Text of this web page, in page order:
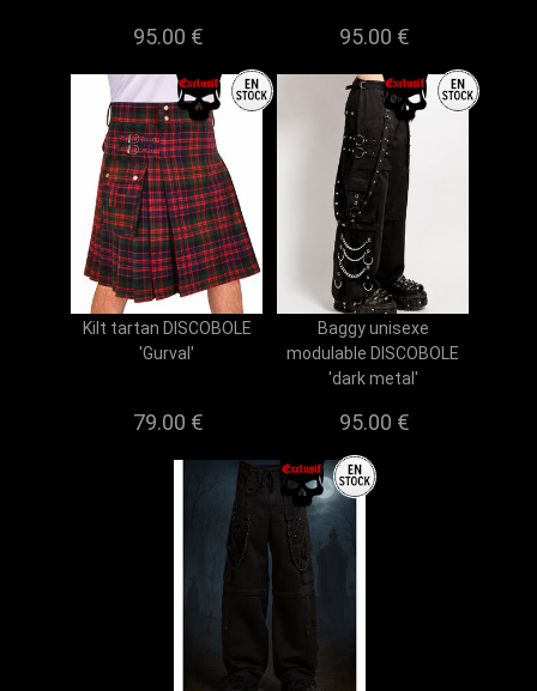
95.00 € 95.00 €
Kilt tartan DISCOBOLE
'Gurval'
79.00 €
Baggy unisexe
modulable DISCOBOLE
'dark metal'
95.00 €